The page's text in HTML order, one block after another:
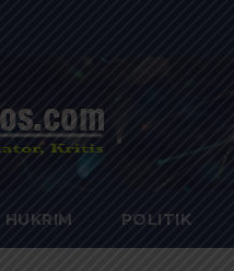
HUKRIM POLITIK